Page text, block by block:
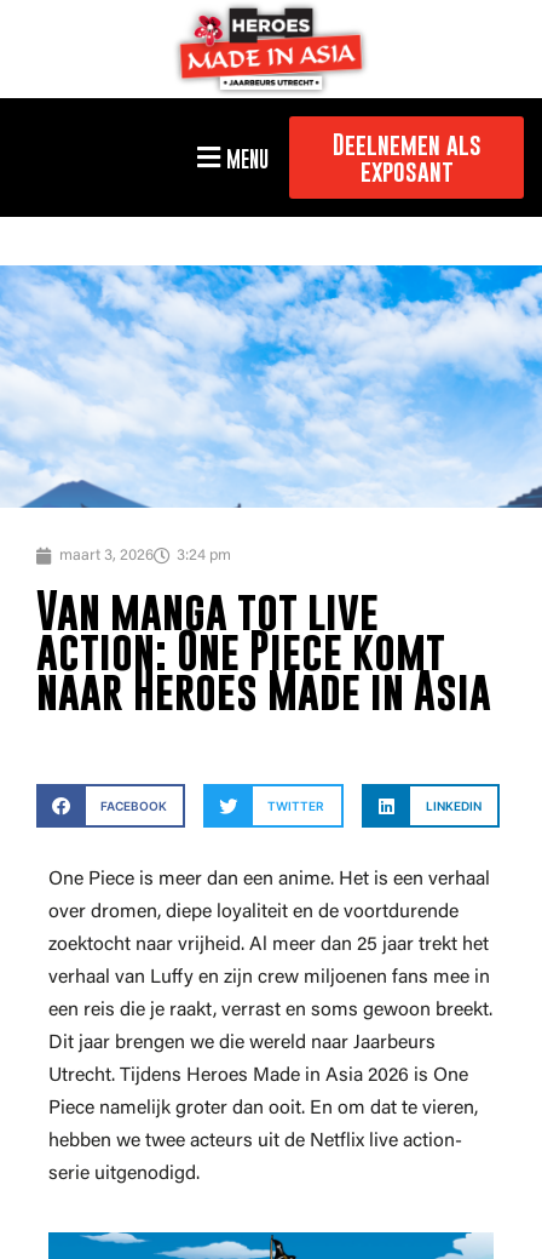
MENU
Deelnemen als
exposant
maart 3, 2026 3:24 pm
Van manga tot live
action: One Piece komt
naar Heroes Made in Asia
FACEBOOK TWITTER LINKEDIN
One Piece is meer dan een anime. Het is een verhaal
over dromen, diepe loyaliteit en de voortdurende
zoektocht naar vrijheid. Al meer dan 25 jaar trekt het
verhaal van Luffy en zijn crew miljoenen fans mee in
een reis die je raakt, verrast en soms gewoon breekt.
Dit jaar brengen we die wereld naar Jaarbeurs
Utrecht. Tijdens Heroes Made in Asia 2026 is One
Piece namelijk groter dan ooit. En om dat te vieren,
hebben we twee acteurs uit de Netflix live action-
serie uitgenodigd.